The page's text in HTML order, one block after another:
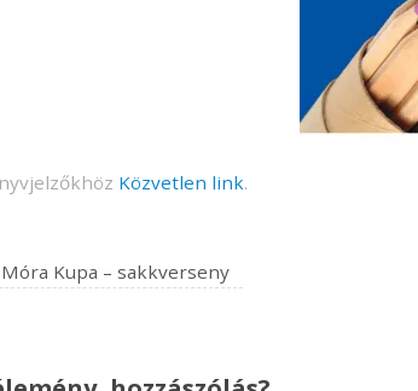
Közvetlen link.
Móra Kupa – sakkverseny